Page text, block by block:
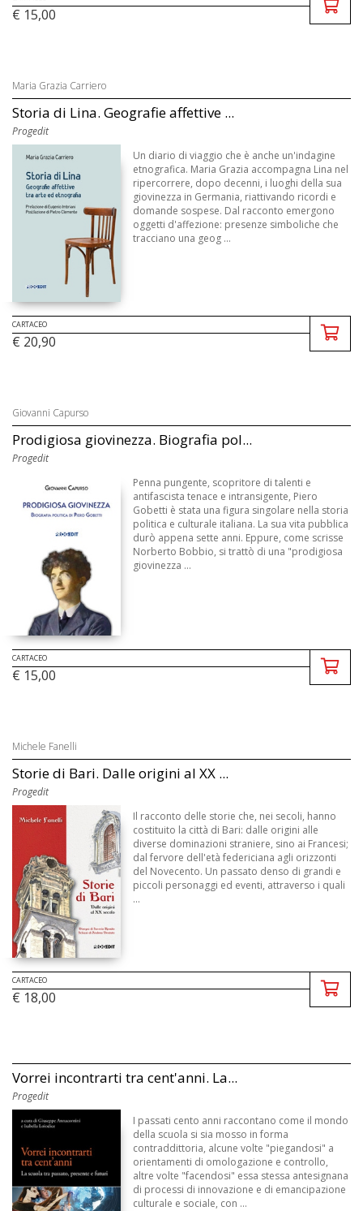
€ 15,00
Maria Grazia Carriero
Storia di Lina. Geografie affettive ...
Progedit
Un diario di viaggio che è anche un'indagine
etnografica. Maria Grazia accompagna Lina nel
ripercorrere, dopo decenni, i luoghi della sua
giovinezza in Germania, riattivando ricordi e
domande sospese. Dal racconto emergono
oggetti d'affezione: presenze simboliche che
tracciano una geog ...
CARTACEO
€ 20,90
Giovanni Capurso
Prodigiosa giovinezza. Biografia pol...
Progedit
Penna pungente, scopritore di talenti e
antifascista tenace e intransigente, Piero
Gobetti è stata una figura singolare nella storia
politica e culturale italiana. La sua vita pubblica
durò appena sette anni. Eppure, come scrisse
Norberto Bobbio, si trattò di una "prodigiosa
giovinezza ...
CARTACEO
€ 15,00
Michele Fanelli
Storie di Bari. Dalle origini al XX ...
Progedit
Il racconto delle storie che, nei secoli, hanno
costituito la città di Bari: dalle origini alle
diverse dominazioni straniere, sino ai Francesi;
dal fervore dell'età federiciana agli orizzonti
del Novecento. Un passato denso di grandi e
piccoli personaggi ed eventi, attraverso i quali
...
CARTACEO
€ 18,00
Vorrei incontrarti tra cent'anni. La...
Progedit
I passati cento anni raccontano come il mondo
della scuola si sia mosso in forma
contraddittoria, alcune volte "piegandosi" a
orientamenti di omologazione e controllo,
altre volte "facendosi" essa stessa antesignana
di processi di innovazione e di emancipazione
culturale e sociale, con ...